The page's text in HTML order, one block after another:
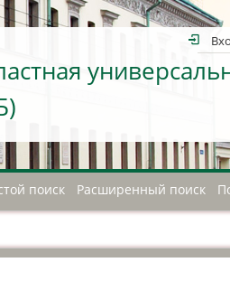
поиск Расширенный поиск